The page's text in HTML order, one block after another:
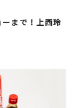
ーまで！上西玲